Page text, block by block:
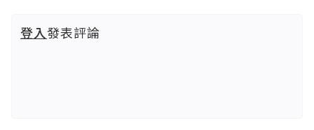
登入發表評論